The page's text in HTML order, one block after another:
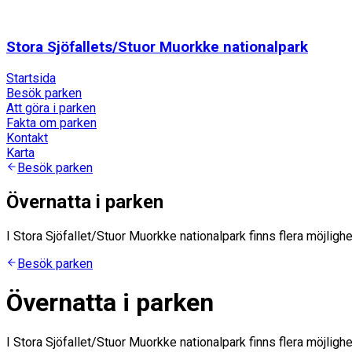
Stora Sjöfallets/Stuor Muorkke nationalpark
Startsida
Besök parken
Att göra i parken
Fakta om parken
Kontakt
Karta
Besök parken
Övernatta i parken
I Stora Sjöfallet/Stuor Muorkke nationalpark finns flera
Besök parken
Övernatta i parken
I Stora Sjöfallet/Stuor Muorkke nationalpark finns flera